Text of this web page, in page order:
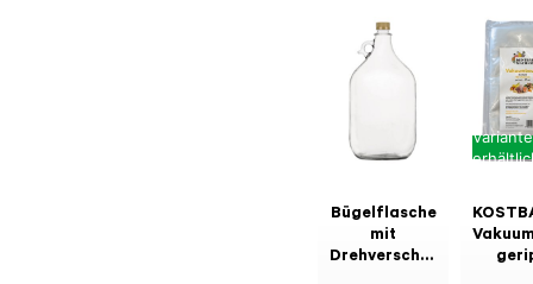
Bügelflasche
mit
Drehverschluss